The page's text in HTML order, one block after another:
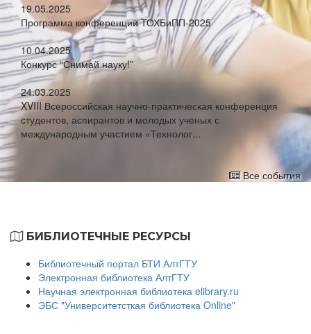
19.05.2025
Программа конференции ТОХБиПП-2025
10.04.2025
Конкурс “Снимай науку!”
24.03.2025
XVIII Всероссийская научно-практическая конференция
студентов, аспирантов и молодых ученых с
международным участием «Технолог...
Все события
БИБЛИОТЕЧНЫЕ РЕСУРСЫ
Библиотечный портал БТИ АлтГТУ
Электронная библиотека АлтГТУ
Научная электронная библиотека elibrary.ru
ЭБС "Университетсткая библиотека Online"